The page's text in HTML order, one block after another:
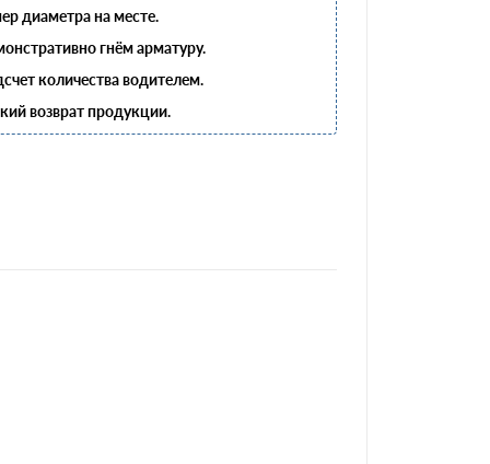
диаметра на месте.
гнём арматуру.
количества водителем.
возврат продукции.